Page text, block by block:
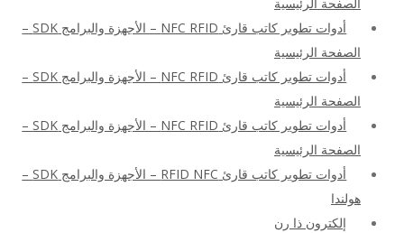
أدوات تطوير كاتب قارئ NFC RFID – الأجهزة والبرامج SDK –
الصفحة الرئيسية
أدوات تطوير كاتب قارئ NFC RFID – الأجهزة والبرامج SDK –
الصفحة الرئيسية
أدوات تطوير كاتب قارئ NFC RFID – الأجهزة والبرامج SDK –
الصفحة الرئيسية
أدوات تطوير كاتب قارئ RFID NFC – الأجهزة والبرامج SDK –
هولندا
إلكترون ذا رن